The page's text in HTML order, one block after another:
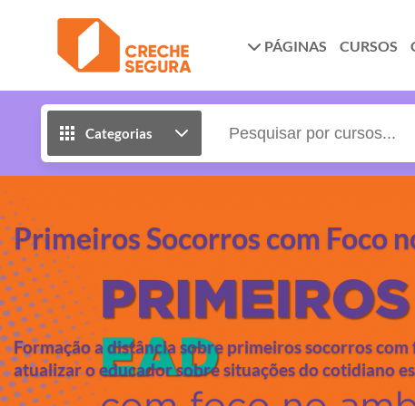
PÁGINAS CURSOS
Categorias
Primeiros Socorros com Foco
Formação a distância sobre primeiros socorros
atualizar o educador sobre situações do cotidiano